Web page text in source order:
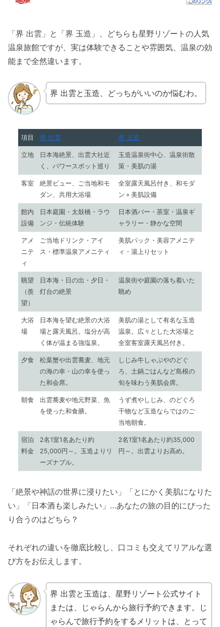
「界 出雲」と「界 玉造」、どちらも星野リゾートの人気
温泉旅館ですが、実は体験できることや雰囲気、温泉の効
能まで全然違います。
界 出雲と玉造、どっちがいいのか悩むわ。
項目 界 出雲 界 玉造
立地
日本海絶景、出雲大社近
く、パワースポット巡り
玉造温泉街中心、温泉街散
策・美肌の湯
客室
絶景ビュー、ご当地和モ
ダン、共用大浴場
全室露天風呂付き、和モダ
ン＋美肌設備
館内
設備
日本庭園・太鼓橋・ラウ
ンジ・伝統体験
日本酒バー・茶室・温泉ギ
ャラリー・静かな空間
アメ
ニテ
ィ
ご当地ドリンク・アイ
ス・標準温泉アメニティ
美肌パック・美容アメニテ
ィ・湯上りセット
眺望
（羨
望）
日本海・日の出・夕日・
灯台の絶景
温泉街や庭園の落ち着いた
眺め
大浴
場
日本海を望む絶景の大浴
場と露天風呂。塩分が高
く体が温まる強塩泉。
美肌の湯として有名な玉造
温泉。広々とした大浴場と
全室客室露天風呂付き。
夕食
松葉蟹や出雲蕎麦、地元
の海の幸・山の幸を使っ
た和会席。
しじみ牛しゃぶやのどぐ
ろ、土鍋ごはんなど島根の
旬を味わう美肌会席。
朝食
出雲蕎麦や地元野菜、魚
を使った和食膳。
うず煮やしじみ、のどぐろ
干物など玉造ならではのご
当地朝食。
宿泊
料金
2名1室1名あたり約
25,000円～。玉造よりリ
ーズナブル。
2名1室1名あたり約35,000
円～。出雲よりお高め。
「絶景や神話の世界に浸りたい」「とにかく美肌になりた
い」「日本酒も楽しみたい」…あなたの旅の目的にぴった
り合うのはどちら？
それぞれの違いを徹底比較し、口コミも交えてリアルな選
び方をお伝えします。
界 出雲と玉造は、星野リゾート公式サイト
または、じゃらんから旅行予約できます。じ
ゃらんで旅行予約をするメリットは、とって